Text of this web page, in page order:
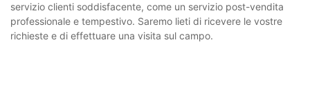
servizio clienti soddisfacente, come un servizio post-vendita
professionale e tempestivo. Saremo lieti di ricevere le vostre
richieste e di effettuare una visita sul campo.